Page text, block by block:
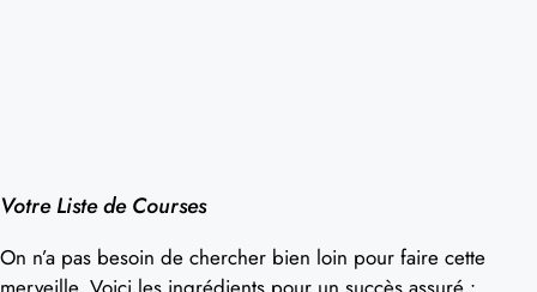
Votre Liste de Courses
On n’a pas besoin de chercher bien loin pour faire cette